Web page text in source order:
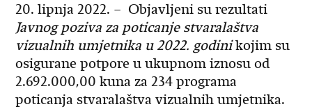
20. lipnja 2022. – Objavljeni su rezultati
Javnog poziva za poticanje stvaralaštva
vizualnih umjetnika u 2022. godinikojim su
osigurane potpore u ukupnom iznosu od
2.692.000,00 kuna za 234 programa
poticanja stvaralaštva vizualnih umjetnika.